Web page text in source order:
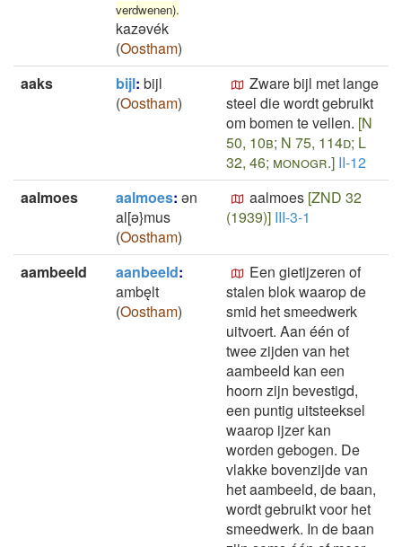
verdwenen).
kazəvék
(Oostham)
aaks bijl: bijl
(Oostham)
Zware bijl met lange
steel die wordt gebruikt
om bomen te vellen. [N
50, 10b; N 75, 114d; L
32, 46; monogr.] II-12
aalmoes
aalmoes: ən
al[ə}mus
(Oostham)
aalmoes [ZND 32
(1939)] III-3-1
aambeeld aanbeeld:
ambęlt
(Oostham)
Een gietijzeren of
stalen blok waarop de
smid het smeedwerk
uitvoert. Aan één of
twee zijden van het
aambeeld kan een
hoorn zijn bevestigd,
een puntig uitsteeksel
waarop ijzer kan
worden gebogen. De
vlakke bovenzijde van
het aambeeld, de baan,
wordt gebruikt voor het
smeedwerk. In de baan